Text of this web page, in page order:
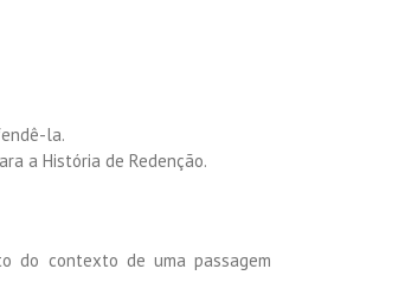
la.
a História de Redenção.
do contexto de uma passagem